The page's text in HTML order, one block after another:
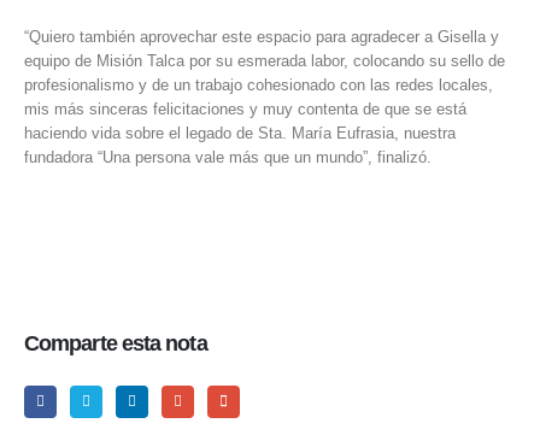
“Quiero también aprovechar este espacio para agradecer a Gisella y
equipo de Misión Talca por su esmerada labor, colocando su sello de
profesionalismo y de un trabajo cohesionado con las redes locales,
mis más sinceras felicitaciones y muy contenta de que se está
haciendo vida sobre el legado de Sta. María Eufrasia, nuestra
fundadora “Una persona vale más que un mundo”, finalizó.
Comparte esta nota